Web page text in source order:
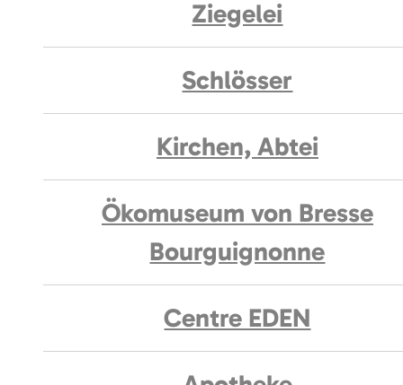
Ziegelei
Schlösser
Kirchen, Abtei
Ökomuseum von Bresse
Bourguignonne
Centre EDEN